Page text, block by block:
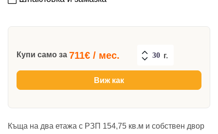
Купи само за 711€ / мес. г.
Виж как
Къща на два етажа с РЗП 154,75 кв.м и собствен двор